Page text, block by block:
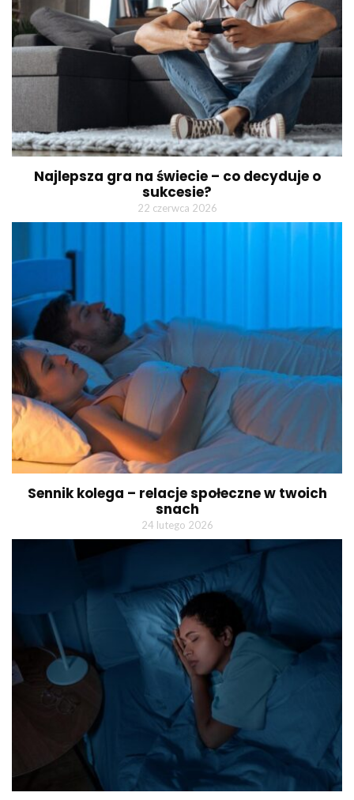
Najlepsza gra na świecie – co decyduje o
sukcesie?
22 czerwca 2026
Sennik kolega – relacje społeczne w twoich
snach
24 lutego 2026